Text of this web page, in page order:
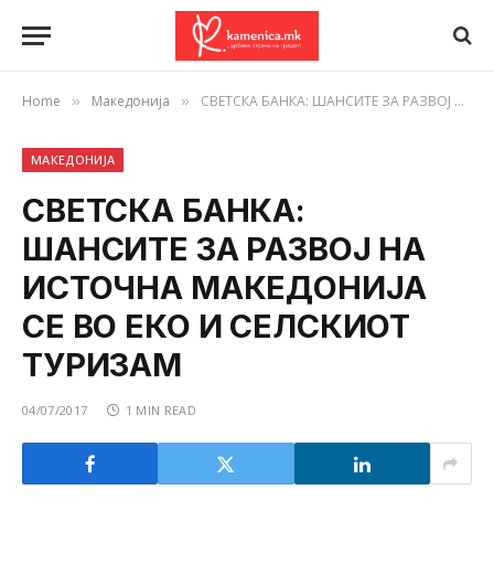
Home » Македонија » СВЕТСКА БАНКА: ШАНСИТЕ ЗА РАЗВОЈ НА ИСТОЧНА МАКЕДОНИЈА СЕ ВО ЕКО И СЕЛСКИОТ ТУРИЗАМ
МАКЕДОНИЈА
СВЕТСКА БАНКА:
ШАНСИТЕ ЗА РАЗВОЈ НА
ИСТОЧНА МАКЕДОНИЈА
СЕ ВО ЕКО И СЕЛСКИОТ
ТУРИЗАМ
04/07/2017 1 MIN READ